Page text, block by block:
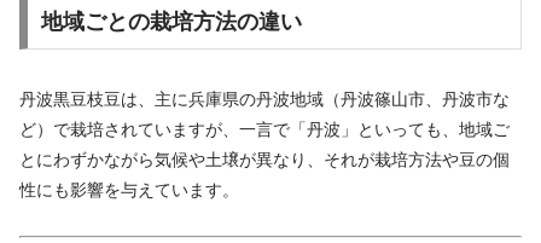
地域ごとの栽培方法の違い
丹波黒豆枝豆は、主に兵庫県の丹波地域（丹波篠山市、丹波市な
ど）で栽培されていますが、一言で「丹波」といっても、地域ご
とにわずかながら気候や土壌が異なり、それが栽培方法や豆の個
性にも影響を与えています。